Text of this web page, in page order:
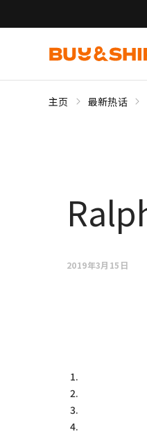
主页 最新热话
2019年3月15日